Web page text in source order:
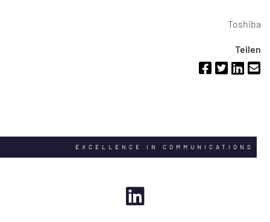
Toshiba
Teilen
EXCELLENCE IN COMMUNICATIONS